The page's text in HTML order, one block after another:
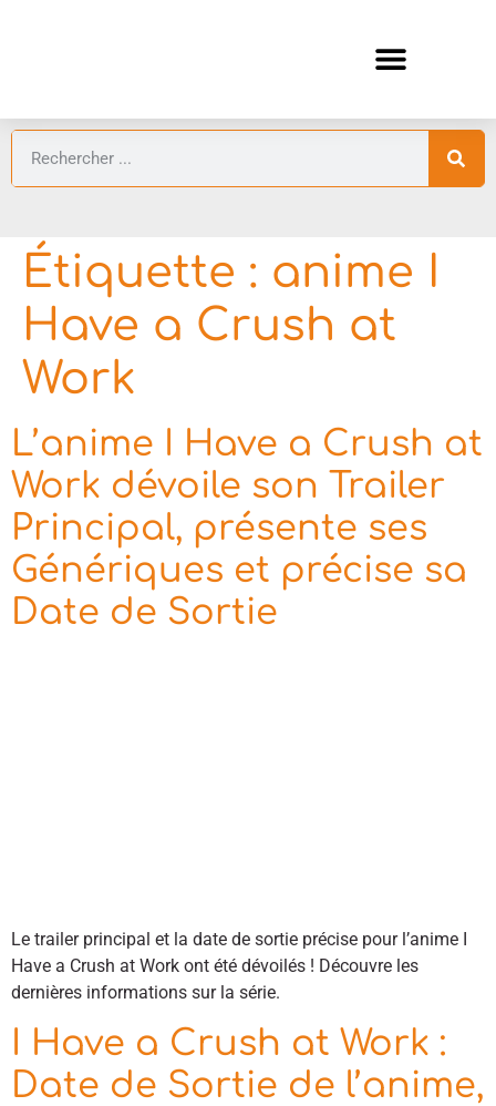
Étiquette : anime I
Have a Crush at
Work
L’anime I Have a Crush at
Work dévoile son Trailer
Principal, présente ses
Génériques et précise sa
Date de Sortie
Le trailer principal et la date de sortie précise pour l’anime I
Have a Crush at Work ont été dévoilés ! Découvre les
dernières informations sur la série.
I Have a Crush at Work :
Date de Sortie de l’anime,